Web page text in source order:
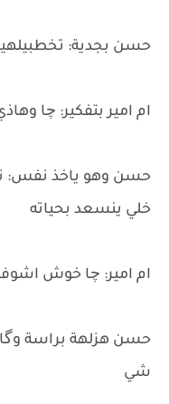
حسن بجدية:
ام امير بتفكير: چا
حسن وهو ياخذ نفس:
خلي ينسعد بحياته
ام امير: چا خوش
حسن هزلهة براسة
شي